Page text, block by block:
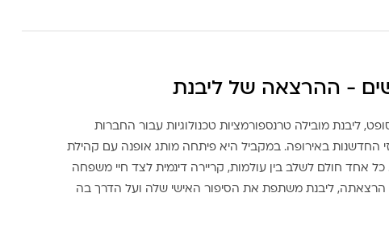
- ההרצאה של ליבנת
ליבנת מובילה טרנספורמציות טכנולוגיות עבור החברות
החדשנות באירופה. במקביל היא פיתחה מותג אופנה עם קהילת
אחד חולם לשלב בין עולמות, קריירה דינמית לצד חיי משפחה
הרצאתה, ליבנת משתפת את הסיפור האישי שלה ועל הדרך בה